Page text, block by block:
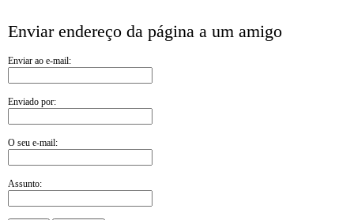
Enviar endereço da página a um amigo
Enviar ao e-mail:
Enviado por:
O seu e-mail:
Assunto: